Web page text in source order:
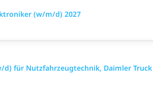
(w/m/d) 2027
für Nutzfahrzeugtechnik, Daimler